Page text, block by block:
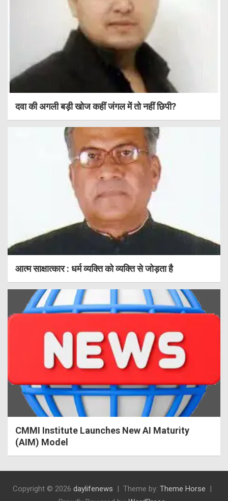
दवा की अगली बड़ी खोज कहीं जंगल में तो नहीं छिपी?
आत्म साक्षात्कार : धर्म व्यक्ति को व्यक्ति से जोड़ता है
CMMI Institute Launches New AI Maturity
(AIM) Model
Copyright © 2026 daylifenews Theme by: Theme Horse